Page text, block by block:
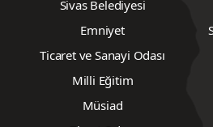
Sivas Belediyesi
Emniyet
Ticaret ve Sanayi Odası
Milli Eğitim
Müsiad